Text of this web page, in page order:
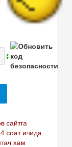
сайтга
соат ичида
хам